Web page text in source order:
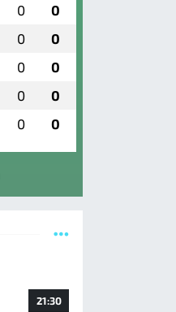
0 0
0 0
0 0
0 0
0 0
21:30